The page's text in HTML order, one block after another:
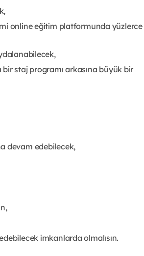
online eğitim platformunda yüzlerce
staj programı arkasına büyük bir
devam edebilecek,
imkanlarda olmalısın.